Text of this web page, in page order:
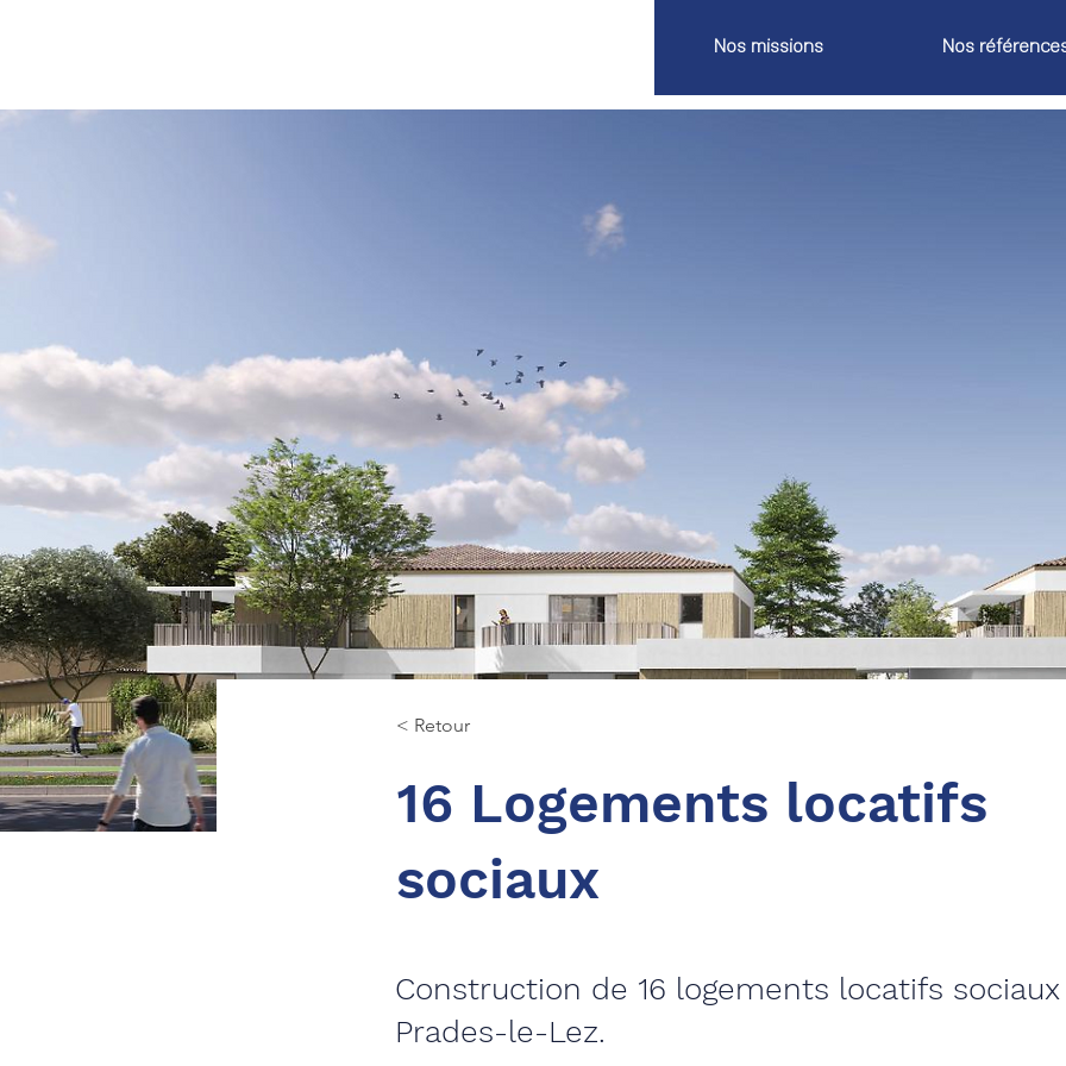
Nos missions Nos
< Retour
16 Logements locatifs
sociaux
Construction de 16 logements locatifs sociaux
Prades-le-Lez.